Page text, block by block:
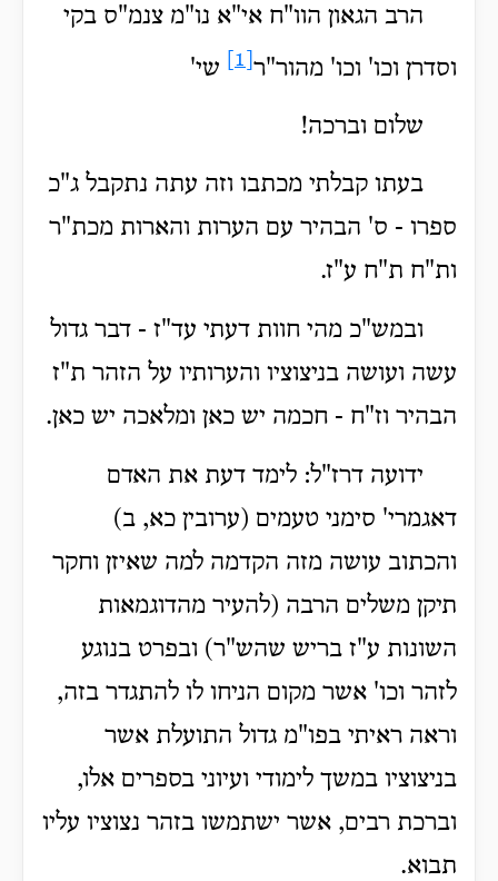
הרב הגאון הוו"ח אי"א נו"מ צנמ"ס בקי
וסדרן וכו' וכו' מהור"ר שי'
שלום וברכה!
בעתו קבלתי מכתבו וזה עתה נתקבל ג"כ
ספרו - ס' הבהיר עם הערות והארות מכת"ר
ות"ח ת"ח ע"ז.
ובמש"כ מהי חוות דעתי עד"ז - דבר גדול
עשה ועושה בניצוציו והערותיו על הזהר ת"ז
הבהיר וז"ח - חכמה יש כאן ומלאכה יש כאן.
ידועה דרז"ל: לימד דעת את האדם
דאגמרי' סימני טעמים (ערובין כא, ב)
והכתוב עושה מזה הקדמה למה שאיזן וחקר
תיקן משלים הרבה (להעיר מהדוגמאות
השונות ע"ז בריש שהש"ר) ובפרט בנוגע
לזהר וכו' אשר מקום הניחו לו להתגדר בזה,
וראה ראיתי בפו"מ גדול התועלת אשר
בניצוציו במשך לימודי ועיוני בספרים אלו,
וברכת רבים, אשר ישתמשו בזהר נצוציו עליו
תבוא.